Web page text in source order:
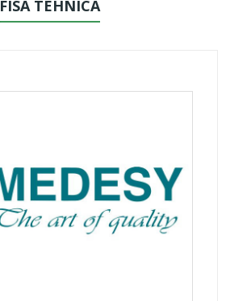
FISA TEHNICA